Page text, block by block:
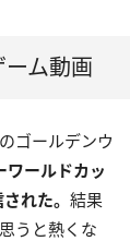
ム動画
ゴールデンウ
ールドカッ
れた。 結果
うと熱くな